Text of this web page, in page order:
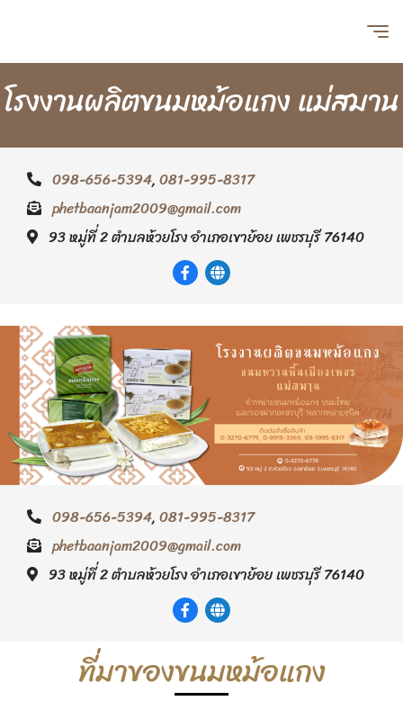
โรงงานผลิตขนมหม้อแกง แม่สมาน
098-656-5394,081-995-8317
phetbaanjam2009@gmail.com
93 หมู่ที่ 2 ตำบลห้วยโรง อำเภอเขาย้อย เพชรบุรี 76140
098-656-5394,081-995-8317
phetbaanjam2009@gmail.com
93 หมู่ที่ 2 ตำบลห้วยโรง อำเภอเขาย้อย เพชรบุรี 76140
ที่มาของขนมหม้อแกง